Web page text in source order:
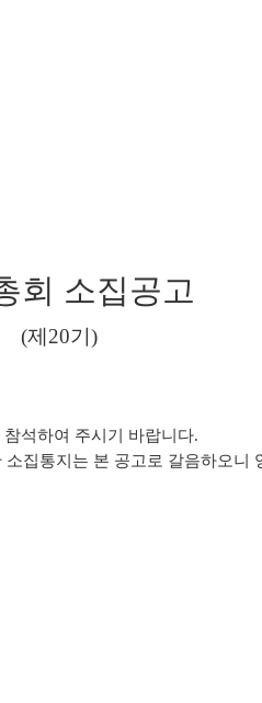
회 소집공고
(제20기)
석하여 주시기 바랍니다.
집통지는 본 공고로 갈음하오니